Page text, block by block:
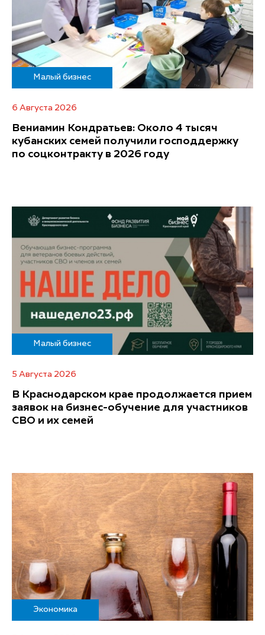
Малый бизнес
6 Августа 2026
Вениамин Кондратьев: Около 4 тысяч
кубанских семей получили господдержку
по соцконтракту в 2026 году
Малый бизнес
5 Августа 2026
В Краснодарском крае продолжается прием
заявок на бизнес-обучение для участников
СВО и их семей
Экономика